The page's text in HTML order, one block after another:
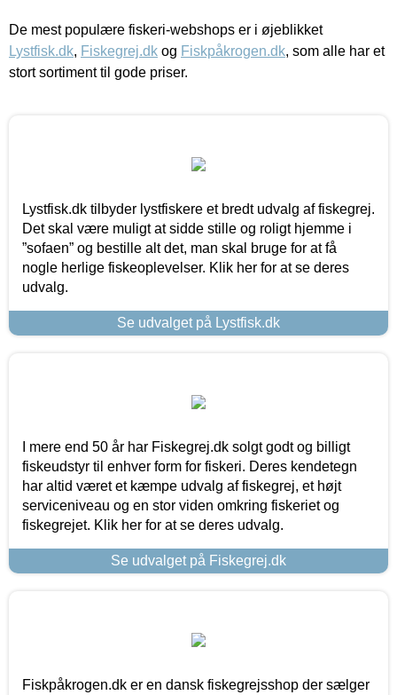
De mest populære fiskeri-webshops er i øjeblikket
Lystfisk.dk, Fiskegrej.dk og Fiskpåkrogen.dk, som alle har et
stort sortiment til gode priser.
Lystfisk.dk tilbyder lystfiskere et bredt udvalg af fiskegrej.
Det skal være muligt at sidde stille og roligt hjemme i
”sofaen” og bestille alt det, man skal bruge for at få
nogle herlige fiskeoplevelser. Klik her for at se deres
udvalg.
Se udvalget på Lystfisk.dk
I mere end 50 år har Fiskegrej.dk solgt godt og billigt
fiskeudstyr til enhver form for fiskeri. Deres kendetegn
har altid været et kæmpe udvalg af fiskegrej, et højt
serviceniveau og en stor viden omkring fiskeriet og
fiskegrejet. Klik her for at se deres udvalg.
Se udvalget på Fiskegrej.dk
Fiskpåkrogen.dk er en dansk fiskegrejsshop der sælger